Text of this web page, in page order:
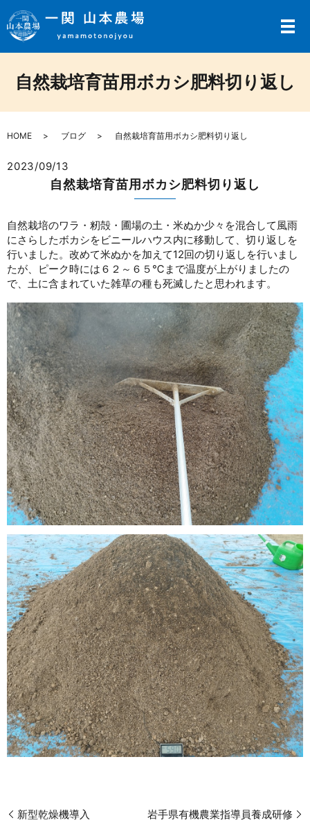
メ
自然栽培育苗用ボカシ肥料切り返し
HOME ブログ 自然栽培育苗用ボカシ肥料切り返し
2023/09/13
自然栽培育苗用ボカシ肥料切り返し
自然栽培のワラ・籾殻・圃場の土・米ぬか少々を混合して風雨
にさらしたボカシをビニールハウス内に移動して、切り返しを
行いました。改めて米ぬかを加えて12回の切り返しを行いまし
たが、ピーク時には６２～６５℃まで温度が上がりましたの
で、土に含まれていた雑草の種も死滅したと思われます。
新型乾燥機導入 岩手県有機農業指導員養成研修